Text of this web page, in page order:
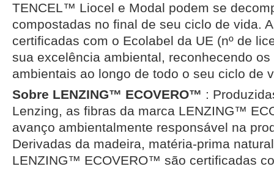
TENCEL™ Liocel e Modal podem se
compostadas no final de seu ciclo de vida.
certificadas com o Ecolabel da UE (nº de
sua excelência ambiental, reconhecendo
ambientais ao longo de todo o seu ciclo de
Sobre LENZING™ ECOVERO™ :
Lenzing, as fibras da marca LENZING™
avanço ambientalmente responsável na
Derivadas da madeira, matéria-prima
LENZING™ ECOVERO™ são certificadas